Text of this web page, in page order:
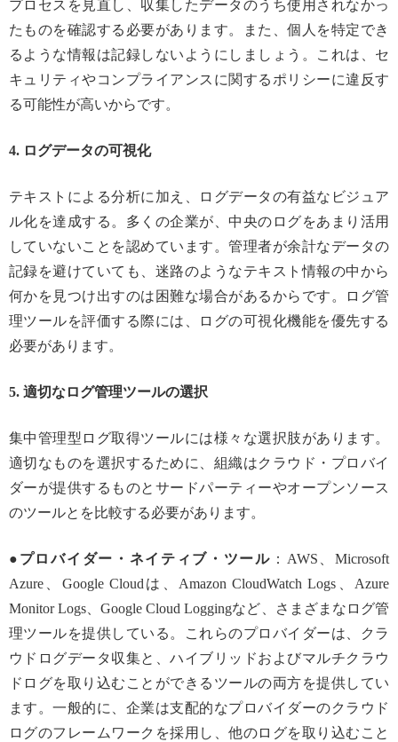
プロセスを見直し、収集したデータのうち使用されなかっ
たものを確認する必要があります。また、個人を特定でき
るような情報は記録しないようにしましょう。これは、セ
キュリティやコンプライアンスに関するポリシーに違反す
る可能性が高いからです。
4. ログデータの可視化
テキストによる分析に加え、ログデータの有益なビジュア
ル化を達成する。多くの企業が、中央のログをあまり活用
していないことを認めています。管理者が余計なデータの
記録を避けていても、迷路のようなテキスト情報の中から
何かを見つけ出すのは困難な場合があるからです。ログ管
理ツールを評価する際には、ログの可視化機能を優先する
必要があります。
5. 適切なログ管理ツールの選択
集中管理型ログ取得ツールには様々な選択肢があります。
適切なものを選択するために、組織はクラウド・プロバイ
ダーが提供するものとサードパーティーやオープンソース
のツールとを比較する必要があります。
●プロバイダー・ネイティブ・ツール ：AWS、Microsoft
Azure、Google Cloudは、Amazon CloudWatch Logs、Azure
Monitor Logs、Google Cloud Loggingなど、さまざまなログ管
理ツールを提供している。これらのプロバイダーは、クラ
ウドログデータ収集と、ハイブリッドおよびマルチクラウ
ドログを取り込むことができるツールの両方を提供してい
ます。一般的に、企業は支配的なプロバイダーのクラウド
ログのフレームワークを採用し、他のログを取り込むこと